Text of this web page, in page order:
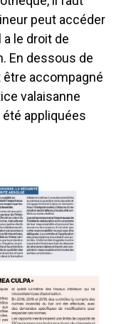
peut accéder
a le droit de
En dessous de
être accompagné
valaisanne
appliquées